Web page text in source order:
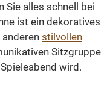
Sie alles schnell bei
ist ein dekoratives
stilvollen
Sitzgruppe
wird.